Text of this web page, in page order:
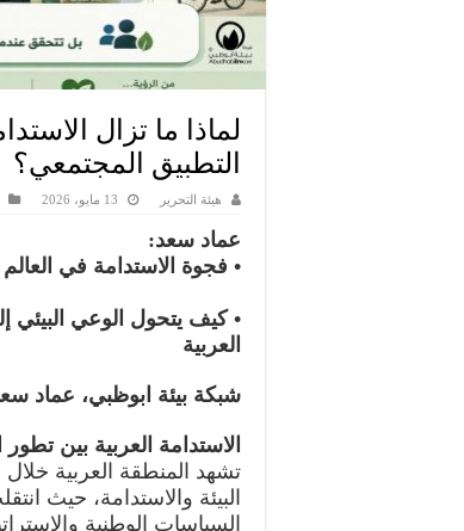
لماذا ما تزال
التطبيق المجتمعي؟
هيئة التحرير 13 مايو، 2026
عماد سعد:
• فجوة الاستدامة في
• كيف يتحول الوعي البيئي
العربية
شبكة بيئة ابوظبي، عماد
الاستدامة العربية بين
تشهد المنطقة العربية
البيئة والاستدامة، حيث
السياسات الوطنية